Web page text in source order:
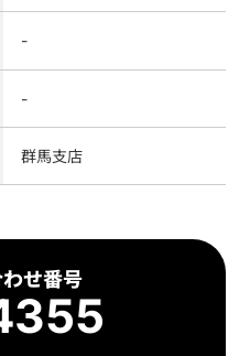
-
-
群馬支店
せ番号